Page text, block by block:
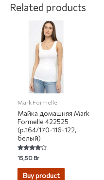
Related products
Mark Formelle
Майка домашняя Mark
Formelle 422525
(р.164/170-116-122,
белый)
Rated
4.00
out of 5
15,50Br
Buy product